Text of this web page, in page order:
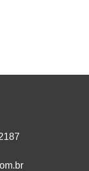
Urano: conheça